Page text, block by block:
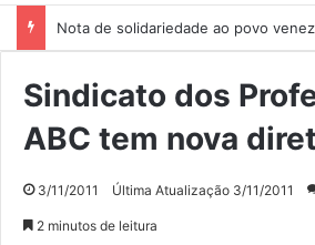
Nota de solidariedade ao povo
Sindicato dos
ABC tem nova
3/11/2011 Última Atualização 3/11/2011
2 minutos de leitura